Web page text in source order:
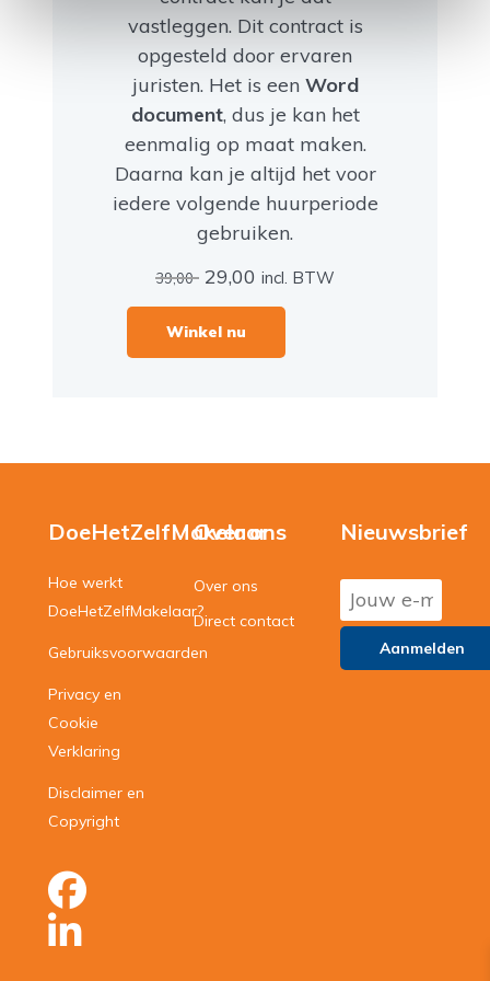
vastleggen. Dit contract is
opgesteld door ervaren
juristen. Het is een Word
document, dus je kan het
eenmalig op maat maken.
Daarna kan je altijd het voor
iedere volgende huurperiode
gebruiken.
39,00
Oorspronkelijke
was:
29,00 Huidige
29,00.
incl. BTW
Winkel nu
DoeHetZelfMakelaar
Hoe werkt
DoeHetZelfMakelaar?
Gebruiksvoorwaarden
Privacy en
Cookie
Verklaring
Disclaimer en
Copyright
Over ons
Over ons
Direct contact
Nieuwsbrief